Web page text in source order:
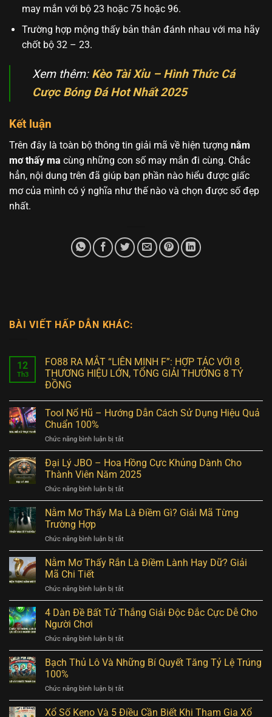
may mắn với bộ 23 hoặc 75 hoặc 96.
Trường hợp mộng thấy bản thân đánh nhau với ma hãy
chốt bộ 32 – 23.
Xem thêm: Kèo Tài Xỉu – Hình Thức Cá
Cược Bóng Đá Hot Nhất 2025
Kết luận
Trên đây là toàn bộ thông tin giải mã về hiện tượng nằm
mơ thấy ma cùng những con số may mắn đi cùng. Chắc
hẳn, nội dung trên đã giúp bạn phần nào hiểu được giấc
mơ của mình có ý nghĩa như thế nào và chọn được số đẹp
nhất.
BÀI VIẾT HẤP DẪN KHÁC:
12
Th3
FO88 RA MẮT “LIÊN MINH F”: HỢP TÁC VỚI 8
THƯƠNG HIỆU LỚN, TỔNG GIẢI THƯỞNG 8 TỶ
ĐỒNG
Tool Nổ Hũ – Hướng Dẫn Cách Sử Dụng Hiệu Quả
Chuẩn 100%
Chức năng bình luận bị tắt
Tool
Nổ
Hũ
–
Hướng
Dẫn
Cách
Hiệu
Quả
Chuẩn
Đại Lý JBO – Hoa Hồng Cực Khủng Dành Cho
Thành Viên Năm 2025
Chức năng bình luận bị tắt
Đại
Lý
Hoa
Hồng
Cực
Cho
Thành
Viên
Nằm Mơ Thấy Ma Là Điềm Gì? Giải Mã Từng
Trường Hợp
Chức năng bình luận bị tắt
Nằm
Mơ
Là
Điềm
Gì?
Từng
Trường
Hợp
Nằm Mơ Thấy Rắn Là Điềm Lành Hay Dữ? Giải
Mã Chi Tiết
Chức năng bình luận bị tắt
Nằm
Mơ
Là
Điềm
Lành
Giải
Mã
Chi
4 Dàn Đề Bất Tử Thắng Giải Độc Đắc Cực Dễ Cho
Người Chơi
Chức năng bình luận bị tắt
4
Dàn
Tử
Thắng
Giải
Bạch Thủ Lô Và Những Bí Quyết Tăng Tỷ Lệ Trúng
100%
Chức năng bình luận bị tắt
Bạch
Thủ
Xổ Số Keno Và 5 Điều Cần Biết Khi Tham Gia Xổ